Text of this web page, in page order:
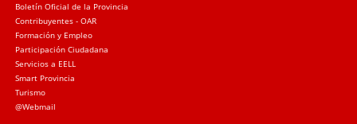
Boletín Oficial de la Provincia
Contribuyentes - OAR
Formación y Empleo
Participación Ciudadana
Servicios a EELL
Smart Provincia
Turismo
@Webmail